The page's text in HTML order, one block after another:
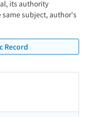
its authority
subject, author's
Record